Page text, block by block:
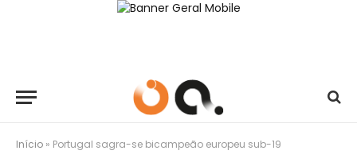
Início » Portugal sagra-se bicampeão europeu sub-19